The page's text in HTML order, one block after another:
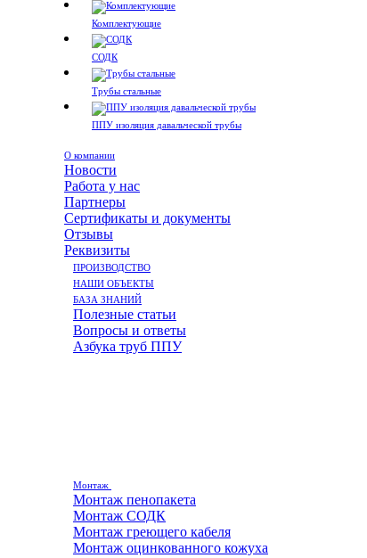
Комплектующие
СОДК
Трубы стальные
ППУ изоляция давальческой трубы
О компании
Новости
Работа у нас
Партнеры
Сертификаты и документы
Отзывы
Реквизиты
ПРОИЗВОДСТВО
НАШИ ОБЪЕКТЫ
БАЗА ЗНАНИЙ
Полезные статьи
Вопросы и ответы
Азбука труб ППУ
Монтаж
Монтаж пенопакета
Монтаж СОДК
Монтаж греющего кабеля
Монтаж оцинкованного кожуха